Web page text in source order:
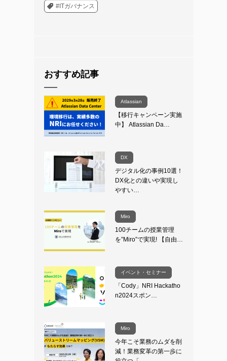
#ITガバナンス
おすすめ記事
Atlassian
【移行キャンペーン実施
中】 Atlassian Da…
DX
デジタル化の事例10選！
DX化との違いや実現し
やすい…
Miro
100チームの授業管理
を”Miro”で実現! 【自由…
イベント・セミナー
「Cody」NRI Hackatho
n2024スポン…
Miro
今年こそ業務のムダを削
減！業務変革の第一歩に